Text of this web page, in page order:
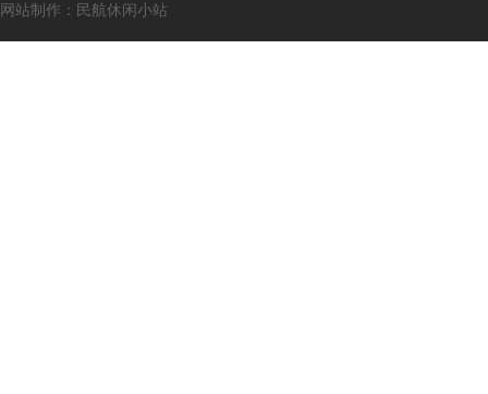
网站制作：民航休闲小站